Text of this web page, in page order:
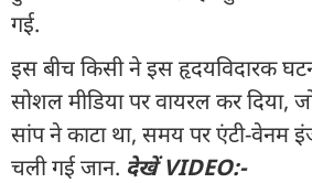
गई.
इस बीच किसी ने इस हृदयविदारक
सोशल मीडिया पर वायरल कर दिया,
सांप ने काटा था, समय पर एंटी-वेनम
चली गई जान. देखें VIDEO:-